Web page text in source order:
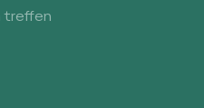
treffen